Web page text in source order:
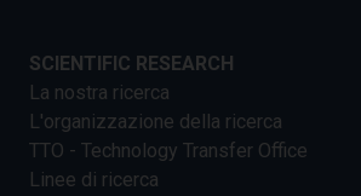
SCIENTIFIC RESEARCH
La nostra ricerca
L'organizzazione della ricerca
TTO - Technology Transfer Office
Linee di ricerca